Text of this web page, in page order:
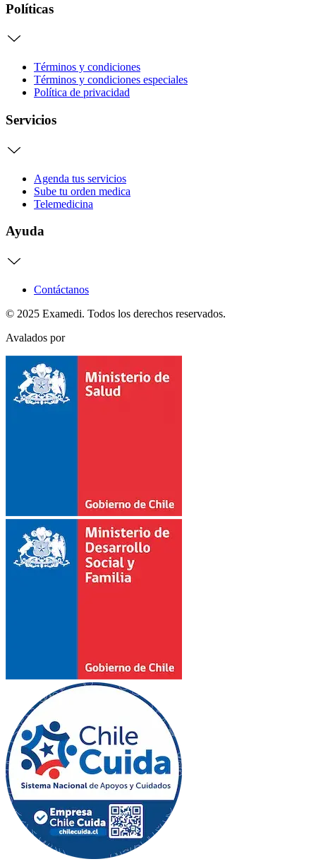
Políticas
Términos y condiciones
Términos y condiciones especiales
Política de privacidad
Servicios
Agenda tus servicios
Sube tu orden medica
Telemedicina
Ayuda
Contáctanos
© 2025 Examedi. Todos los derechos reservados.
Avalados por